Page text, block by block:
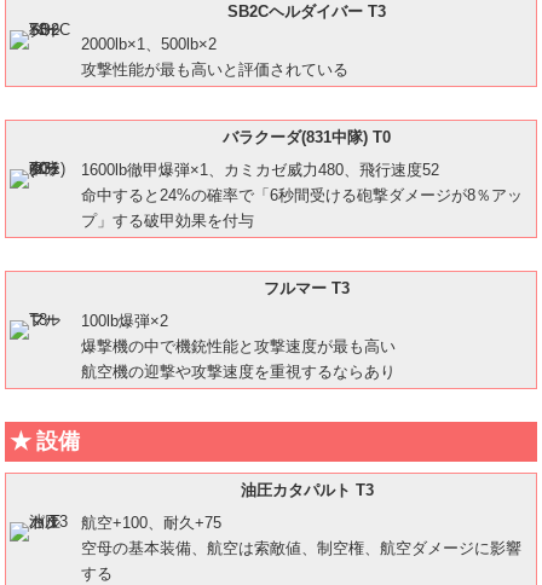
SB2Cヘルダイバー T3
2000lb×1、500lb×2
攻撃性能が最も高いと評価されている
バラクーダ(831中隊) T0
1600lb徹甲爆弾×1、カミカゼ威力480、飛行速度52
命中すると24%の確率で「6秒間受ける砲撃ダメージが8％アッ
プ」する破甲効果を付与
フルマー T3
100lb爆弾×2
爆撃機の中で機銃性能と攻撃速度が最も高い
航空機の迎撃や攻撃速度を重視するならあり
設備
油圧カタパルト T3
航空+100、耐久+75
空母の基本装備、航空は索敵値、制空権、航空ダメージに影響
する